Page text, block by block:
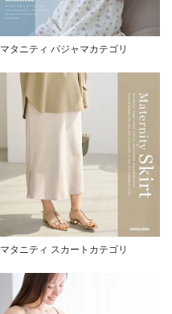
マタニティ パジャマカテゴリ
マタニティ スカートカテゴリ